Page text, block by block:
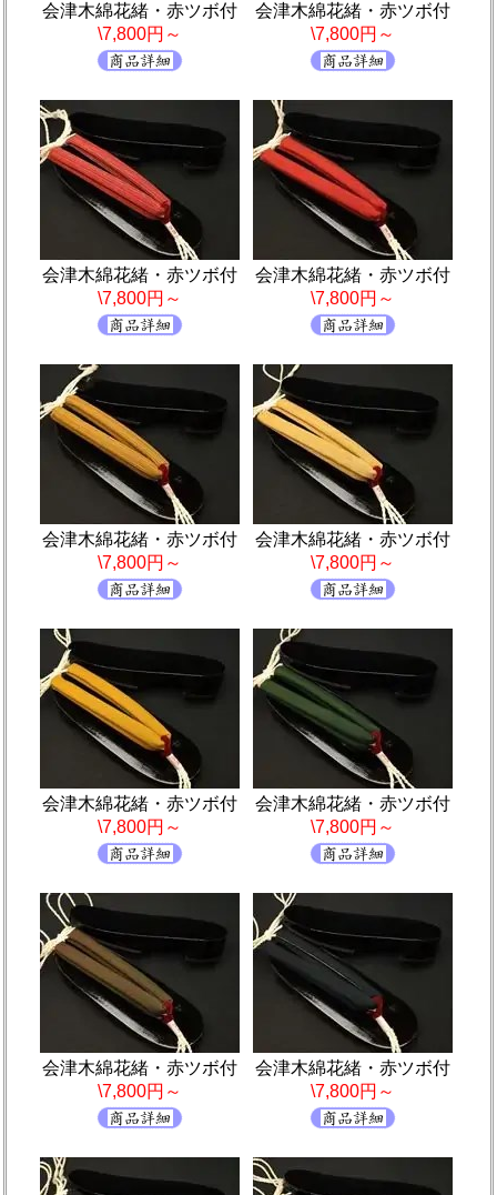
会津木綿花緒・赤ツボ付
\7,800円～
会津木綿花緒・赤ツボ付
\7,800円～
会津木綿花緒・赤ツボ付
\7,800円～
会津木綿花緒・赤ツボ付
\7,800円～
会津木綿花緒・赤ツボ付
\7,800円～
会津木綿花緒・赤ツボ付
\7,800円～
会津木綿花緒・赤ツボ付
\7,800円～
会津木綿花緒・赤ツボ付
\7,800円～
会津木綿花緒・赤ツボ付
\7,800円～
会津木綿花緒・赤ツボ付
\7,800円～